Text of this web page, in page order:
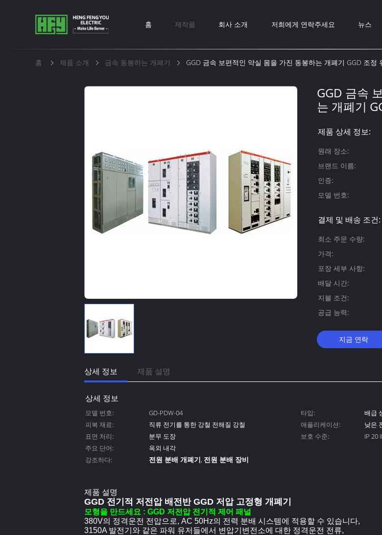
홈 제작품 회사 소개 저희에게 연락주세요 뉴스
홈 제품 소개 금속 동봉하는 개폐기 GGD 금속 보편적인 약실 몸을 가진 동봉하는 개폐기 GGD 조정
GGD 금속
는 개폐기
제품 상세 정보:
원래 장소:
브랜드 이름:
인증:
모델 번호:
결제 및 배송 조건:
최소 주문 수량:
가격:
포장 세부 사항:
배달 시간:
지불 조건:
공급 능력:
지금 연락
상세 정보 제품 설명
상세 정보
모델 번호: GD-PDW-04 타입:
배급
피복 재료:
직류 전기를 통한 강철 전해질 강철 애플리케이션:
낮은
표면 처리:
분무 도장 보호 수준:
IP 20
주요 단어:
옥외 내각
강조하다:
전원 분배 개폐기, 전원 분배 장비
제품 설명
GGD 전기적 저전압 배전반 GGD 저압 고정형 개폐기
모형을 만드세요 : GGD 저전압 전기적 제어 패널
380V의 정격운전 전압으로, AC 50Hz의 전력 분배 시스템에 적용할 수 있습니다,
3150A 발전기와 같은 파워 유저들에서 변압기변전소에 대한 정격운전 전류,